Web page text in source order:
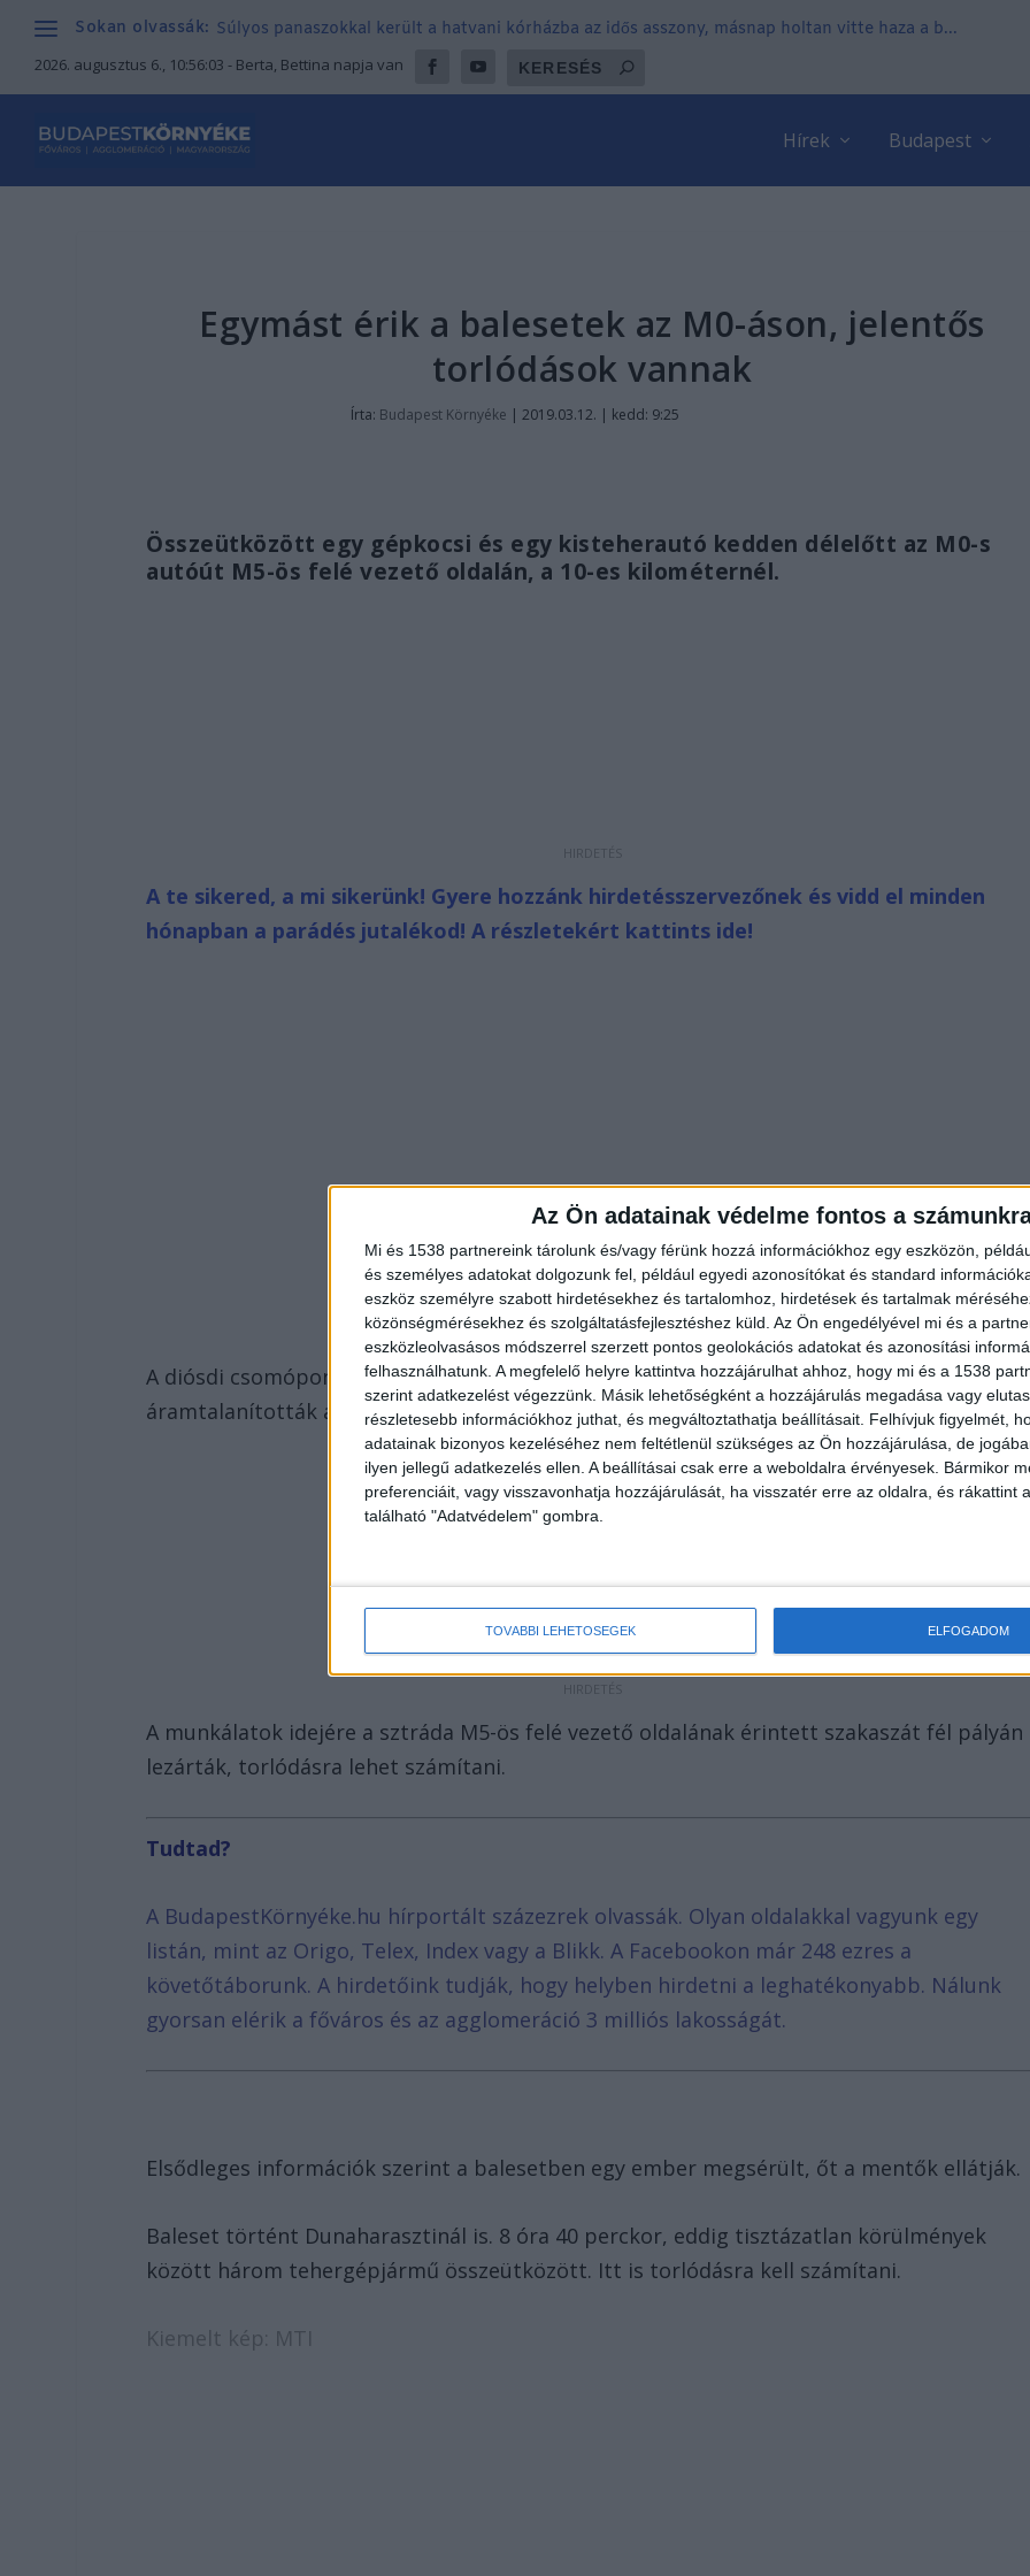
Az Ön adatainak védelme fontos a
Mi és 1538 partnereink tárolunk és/vagy férünk hozzá információkhoz egy eszközön,
és személyes adatokat dolgozunk fel, például egyedi azonosítókat és standard
eszköz személyre szabott hirdetésekhez és tartalomhoz, hirdetések és tartalmak
közönségmérésekhez és szolgáltatásfejlesztéshez küld. Az Ön engedélyével mi és a
eszközleolvasásos módszerrel szerzett pontos geolokációs adatokat és azonosítási
felhasználhatunk. A megfelelő helyre kattintva hozzájárulhat ahhoz, hogy mi és a 1538
szerint adatkezelést végezzünk. Másik lehetőségként a hozzájárulás megadása vagy
részletesebb információkhoz juthat, és megváltoztathatja beállításait. Felhívjuk figyelmét,
adatainak bizonyos kezeléséhez nem feltétlenül szükséges az Ön hozzájárulása, de
ilyen jellegű adatkezelés ellen. A beállításai csak erre a weboldalra érvényesek. Bármikor
preferenciáit, vagy visszavonhatja hozzájárulását, ha visszatér erre az oldalra, és rákattint
található "Adatvédelem" gombra.
TOVÁBBI LEHETŐSÉGEK ELFOGADOM
Sokan olvassák: Súlyos panaszokkal került a hatvani kórházba az idős asszony, másnap holtan vitte haza a b...
2026. augusztus 6., 10:56:04 - Berta, Bettina napja van
Hírek Budapest
Egymást érik a balesetek az M0-áson, jelentős
torlódások vannak
Írta: Budapest Környéke |2019.03.12. | kedd: 9:25
Összeütközött egy gépkocsi és egy kisteherautó kedden délelőtt az M0-s
autóút M5-ös felé vezető oldalán, a 10-es kilométernél.
A te sikered, a mi sikerünk! Gyere hozzánk hirdetésszervezőnek és vidd el minden
hónapban a parádés jutalékod! A részletekért kattints ide!
A diósdi csomópontnál történt balesethez a főváros hivatásos tűzoltói érkeztek ki, akik
áramtalanították a járműveket, és megkezdték a műszaki mentést.
A munkálatok idejére a sztráda M5-ös felé vezető oldalának érintett szakaszát fél pályán
lezárták, torlódásra lehet számítani.
Tudtad?
A BudapestKörnyéke.hu hírportált százezrek olvassák. Olyan oldalakkal vagyunk egy
listán, mint az Origo, Telex, Index vagy a Blikk. A Facebookon már 248 ezres a
követőtáborunk. A hirdetőink tudják, hogy helyben hirdetni a leghatékonyabb. Nálunk
gyorsan elérik a főváros és az agglomeráció 3 milliós lakosságát.
Elsődleges információk szerint a balesetben egy ember megsérült, őt a mentők ellátják.
Baleset történt Dunaharasztinál is. 8 óra 40 perckor, eddig tisztázatlan körülmények
között három tehergépjármű összeütközött. Itt is torlódásra kell számítani.
Kiemelt kép: MTI